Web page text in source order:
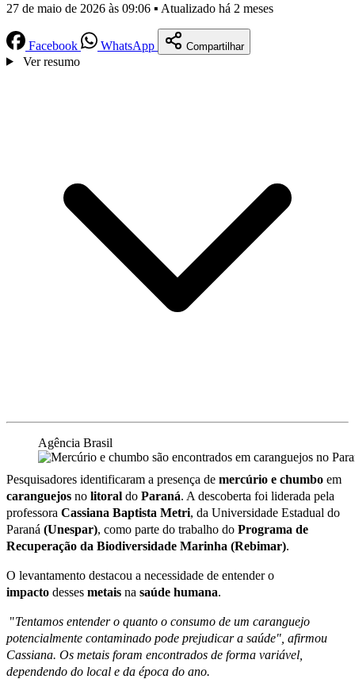
27 de maio de 2026 às 09:06 ▪ Atualizado há 2 meses
Facebook WhatsApp Compartilhar
Ver resumo
Agência Brasil
Pesquisadores identificaram a presença de mercúrio e chumbo em
caranguejos no litoral do Paraná. A descoberta foi liderada pela
professora Cassiana Baptista Metri, da Universidade Estadual do
Paraná (Unespar), como parte do trabalho do Programa de
Recuperação da Biodiversidade Marinha (Rebimar).
O levantamento destacou a necessidade de entender o
impacto desses metais na saúde humana.
"Tentamos entender o quanto o consumo de um caranguejo
potencialmente contaminado pode prejudicar a saúde", afirmou
Cassiana. Os metais foram encontrados de forma variável,
dependendo do local e da época do ano.